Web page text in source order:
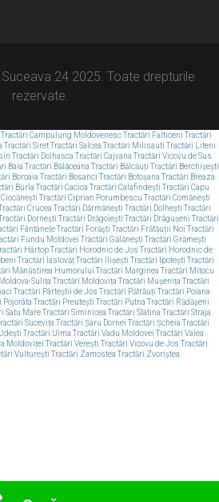
24 2025. Toate drepturile
rezervate.
Tractări Campulung MoldovenescTractări Falticeni Tractări
Tractări SiretTractări Salcea Tractări Milisauti Tractări Liteni
Tractări Dolhasca Tractări Cajvana Tractări Vicovu de Sus
Baia Tractări Bălăceana Tractări Bălcăuți Tractări Berchișești
Boroaia Tractări Bosanci Tractări Botoșana Tractări Breaza
Burla Tractări Cacica Tractări Calafindești Tractări Capu
Tractări Ciprian Porumbescu Tractări Comănești
Crucea Tractări Dărmănești Tractări Dolhești Tractări
Dornești Tractări Drăgoiești Tractări Drăgușeni Tractări
FântâneleTractări Forăști Tractări Frătăuții Noi Tractări
Fundu Moldovei Tractări Gălănești Tractări Grămești
HârtopTractări Horodnic de Jos Tractări Horodnic de
Tractări IaslovățTractări Ilișești Tractări Ipotești Tractări
Mănăstirea Humorului Tractări Marginea Tractări Mitocu
Sulița Tractări Moldovița Tractări Mușenița Tractări
Tractări Pârteștii de Jos Tractări Pătrăuți Tractări Poiana
Pojorâta Tractări Preutești Tractări Putna Tractări Rădășeni
Satu MareTractări Siminicea Tractări Slatina Tractări Straja
Sucevița Tractări Șaru Dornei Tractări Șcheia Tractări
Tractări Ulma Tractări Vadu Moldovei Tractări Valea
Moldoviței Tractări Verești Tractări Vicovu de Jos Tractări
Vulturești Tractări Zamostea Tractări Zvoriștea